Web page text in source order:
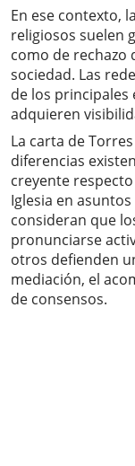
En ese contexto,
religiosos suelen
como de rechazo
sociedad. Las
de los principales
adquieren
La carta de
diferencias
creyente
Iglesia en
consideran que
pronunciarse
otros defienden
mediación, el
de consensos.